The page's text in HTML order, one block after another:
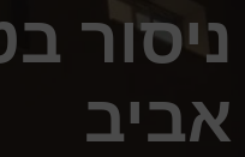
ניסור
אביב